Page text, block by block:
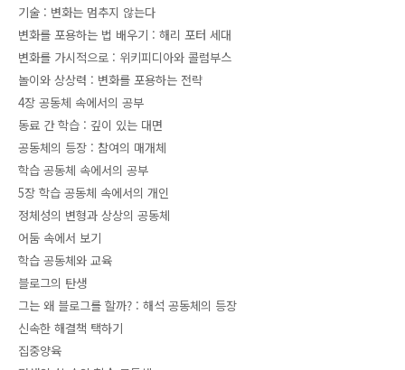
기술 : 변화는 멈추지 않는다
변화를 포용하는 법 배우기 : 해리 포터 세대
변화를 가시적으로 : 위키피디아와 콜럼부스
놀이와 상상력 : 변화를 포용하는 전략
4장 공동체 속에서의 공부
동료 간 학습 : 깊이 있는 대면
공동체의 등장 : 참여의 매개체
학습 공동체 속에서의 공부
5장 학습 공동체 속에서의 개인
정체성의 변형과 상상의 공동체
어둠 속에서 보기
학습 공동체와 교육
블로그의 탄생
그는 왜 블로그를 할까? : 해석 공동체의 등장
신속한 해결책 택하기
집중양육